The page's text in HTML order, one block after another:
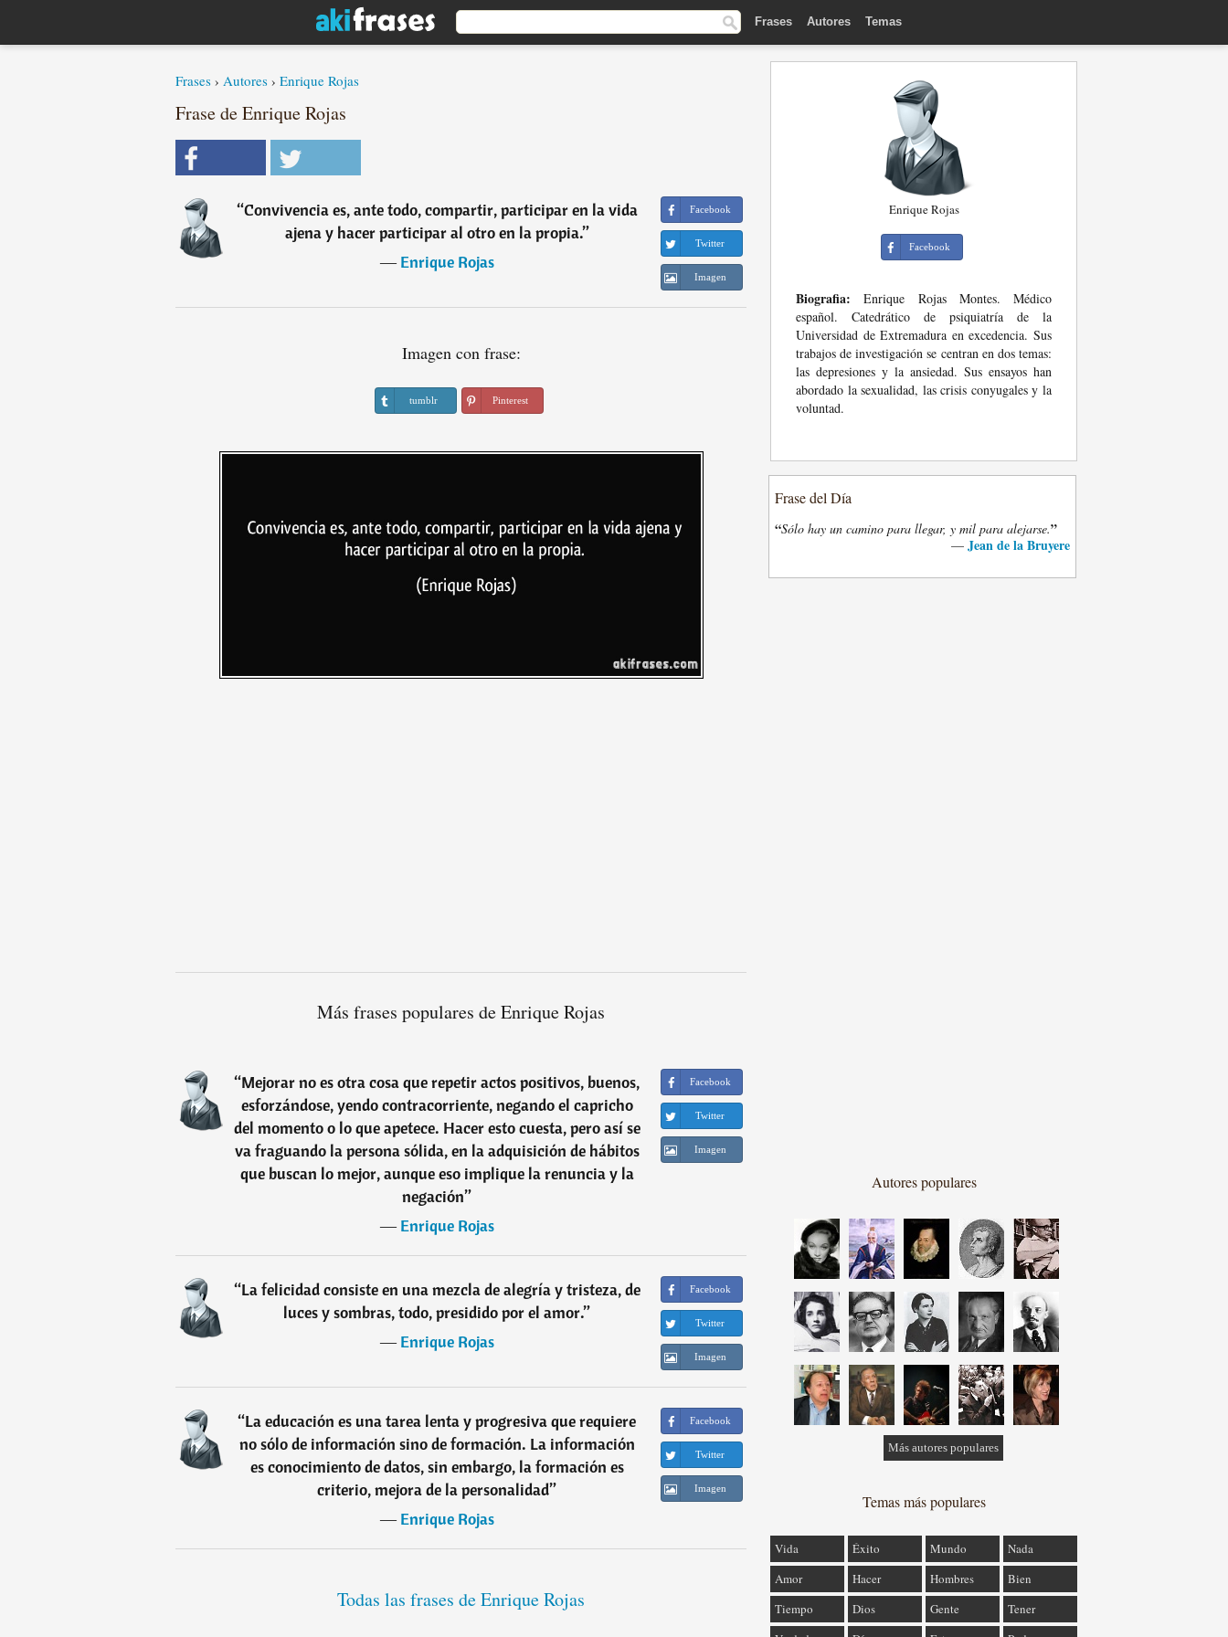
Frases Autores Temas
Frases › Autores › Enrique Rojas
Frase de Enrique Rojas
“Convivencia es, ante todo, compartir, participar en la vida
ajena y hacer participar al otro en la propia.”
―Enrique Rojas
Facebook
Twitter
Imagen
Imagen con frase:
tumblr Pinterest
Más frases populares de Enrique Rojas
“Mejorar no es otra cosa que repetir actos positivos, buenos,
esforzándose, yendo contracorriente, negando el capricho
del momento o lo que apetece. Hacer esto cuesta, pero así se
va fraguando la persona sólida, en la adquisición de hábitos
que buscan lo mejor, aunque eso implique la renuncia y la
negación”
―Enrique Rojas
Facebook
Twitter
Imagen
“La felicidad consiste en una mezcla de alegría y tristeza, de
luces y sombras, todo, presidido por el amor.”
―Enrique Rojas
Facebook
Twitter
Imagen
“La educación es una tarea lenta y progresiva que requiere
no sólo de información sino de formación. La información
es conocimiento de datos, sin embargo, la formación es
criterio, mejora de la personalidad”
―Enrique Rojas
Facebook
Twitter
Imagen
Todas las frases de Enrique Rojas
Enrique Rojas
Facebook
Biografia: Enrique Rojas Montes. Médico
español. Catedrático de psiquiatría de la
Universidad de Extremadura en excedencia. Sus
trabajos de investigación se centran en dos temas:
las depresiones y la ansiedad. Sus ensayos han
abordado la sexualidad, las crisis conyugales y la
voluntad.
Frase del Día
“Sólo hay un camino para llegar, y mil para alejarse.”
— Jean de la Bruyere
Autores populares
Más autores populares
Temas más populares
Vida Éxito Mundo
Nada
Amor
Hacer Hombres
Bien
Tiempo
Dios Gente
Tener